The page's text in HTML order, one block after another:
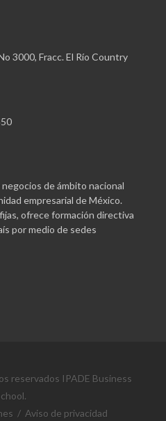
3000, Fracc. El Río Country
de ámbito nacional
empresarial de México.
ofrece formación directiva
por medio de sedes
reservados IPADE Business
/ Aviso de privacidad